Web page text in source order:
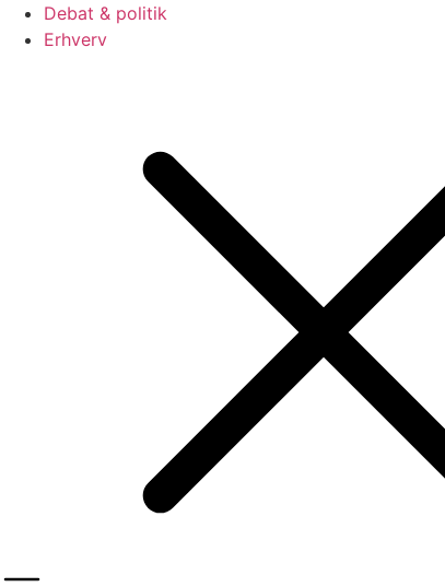
Debat & politik
Erhverv